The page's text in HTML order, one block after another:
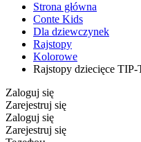
Strona główna
Conte Kids
Dla dziewczynek
Rajstopy
Kolorowe
Rajstopy dziecięce TIP-
Zaloguj się
Zarejestruj się
Zaloguj się
Zarejestruj się